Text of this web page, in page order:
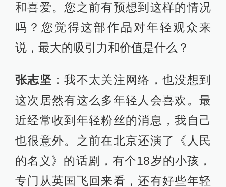
和喜爱。您之前有预想到这样的情况
吗？您觉得这部作品对年轻观众来
说，最大的吸引力和价值是什么？
张志坚 ：我不太关注网络，也没想到
这次居然有这么多年轻人会喜欢。最
近经常收到年轻粉丝的消息，我自己
也很意外。之前在北京还演了《人民
的名义》的话剧，有个18岁的小孩，
专门从英国飞回来看，还有好些年轻